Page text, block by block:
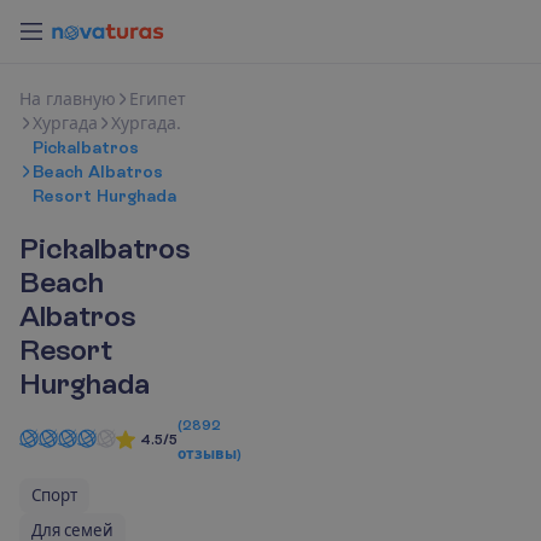
На главную
Египет
Хургада
Хургада.
Pickalbatros
Beach Albatros
Resort Hurghada
Pickalbatros
Beach
Albatros
Resort
Hurghada
4.5/5
(2892
отзывы)
Спорт
Для семей